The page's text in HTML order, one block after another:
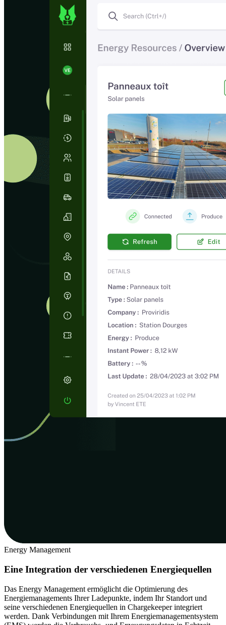
Energy Management
Eine Integration der verschiedenen Energiequellen
Das Energy Management ermöglicht die Optimierung des
Energiemanagements Ihrer Ladepunkte, indem Ihr Standort und
seine verschiedenen Energiequellen in Chargekeeper integriert
werden. Dank Verbindungen mit Ihrem Energiemanagementsystem